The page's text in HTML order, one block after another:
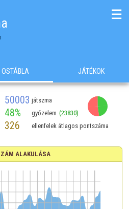
☰
OSTÁBLA JÁTÉKOK
50003 játszma
48% győzelem (23830)
326 ellenfelek átlagos pontszáma
ALAKULÁSA